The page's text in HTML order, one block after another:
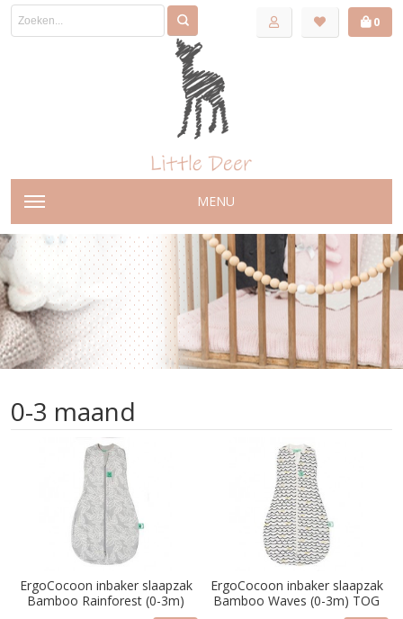
0
MENU
0-3 maand
ErgoCocoon inbaker slaapzak
Bamboo Rainforest (0-3m)
ErgoCocoon inbaker slaapzak
Bamboo Waves (0-3m) TOG